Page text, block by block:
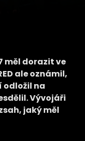
měl dorazit ve
ale oznámil,
odložil na
Vývojáři
jaký měl